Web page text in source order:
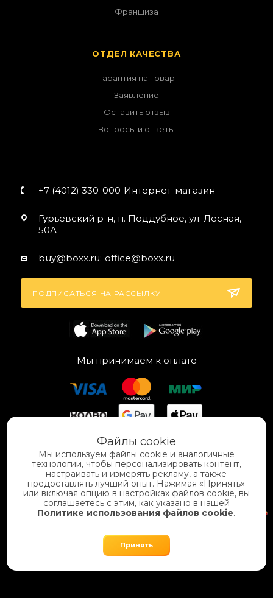
Франшиза
ОТДЕЛ КАЧЕСТВА
Гарантия на товар
Заявление
Оставить отзыв
Вопросы и ответы
+7 (4012) 330-000 Интернет-магазин
Гурьевский р-н, п. Поддубное, ул. Лесная,
50А
buy@boxx.ru; office@boxx.ru
ПОДПИСАТЬСЯ НА РАССЫЛКУ
Мы принимаем к оплате
Разработка
«КлиентЛаб
SEO продвижение сайтов "Novatechno"
2026 © BOXX
Файлы cookie
Мы используем файлы cookie и аналогичные
технологии, чтобы персонализировать контент,
настраивать и измерять рекламу, а также
предоставлять лучший опыт. Нажимая «Принять»
или включая опцию в настройках файлов cookie, вы
соглашаетесь с этим, как указано в нашей
Политике использования файлов cookie.
Принять